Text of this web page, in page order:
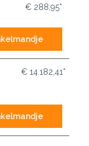
€ 288,95*
€ 14.182,41*